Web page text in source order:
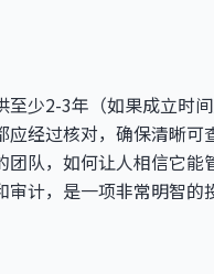
少2-3年（如果成立时
经过核对，确保清晰可
队，如何让人相信它能
计，是一项非常明智的